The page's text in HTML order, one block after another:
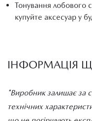
Тонування лобового
купуйте аксесуар у
ІНФОРМАЦІЯ
*Виробник залишає за
технічних